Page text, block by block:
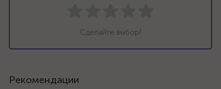
Сделайте выбор!
Рекомендации